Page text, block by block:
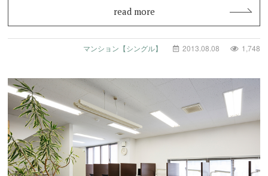
read more
マンション【シングル】 2013.08.08 1,748